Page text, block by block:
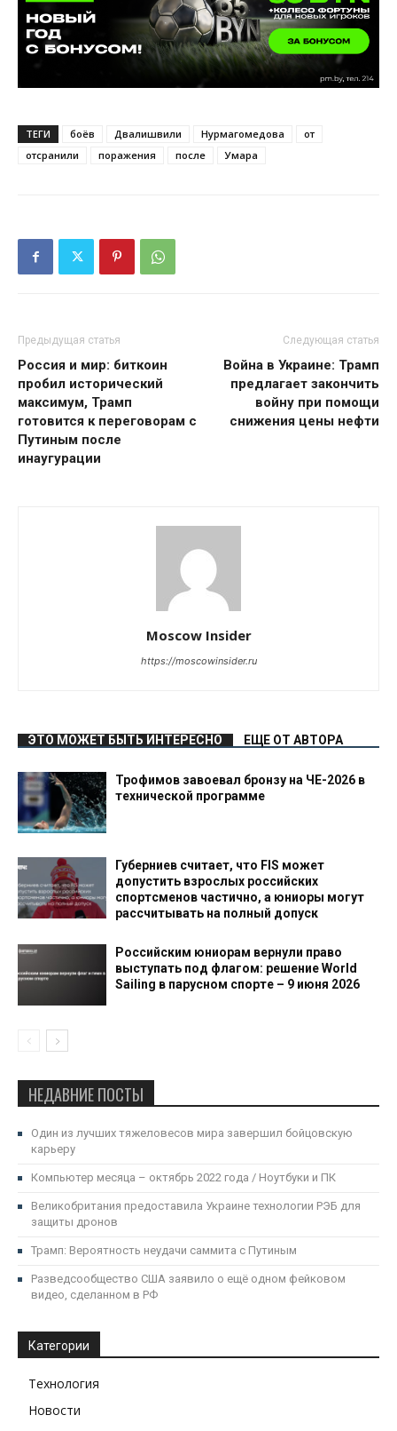
ТЕГИ боёв Двалишвили Нурмагомедова
от
отсранили
поражения после Умара
Предыдущая статья
Россия и мир: биткоин
пробил исторический
максимум, Трамп
готовится к переговорам с
Путиным после
инаугурации
Следующая статья
Война в Украине: Трамп
предлагает закончить
войну при помощи
снижения цены нефти
Moscow Insider
https://moscowinsider.ru
ЭТО МОЖЕТ БЫТЬ ИНТЕРЕСНО ЕЩЕ ОТ АВТОРА
Трофимов завоевал бронзу на ЧЕ-2026 в
технической программе
Губерниев считает, что FIS может
допустить взрослых российских
спортсменов частично, а юниоры могут
рассчитывать на полный допуск
Российским юниорам вернули право
выступать под флагом: решение World
Sailing в парусном спорте – 9 июня 2026
НЕДАВНИЕ ПОСТЫ
Один из лучших тяжеловесов мира завершил бойцовскую
карьеру
Компьютер месяца – октябрь 2022 года / Ноутбуки и ПК
Великобритания предоставила Украине технологии РЭБ для
защиты дронов
Трамп: Вероятность неудачи саммита с Путиным
Разведсообщество США заявило о ещё одном фейковом
видео, сделанном в РФ
Категории
Технология
Новости